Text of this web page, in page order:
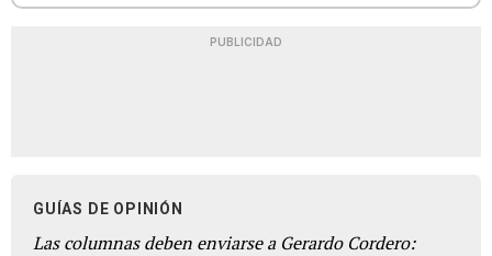
PUBLICIDAD
GUÍAS DE OPINIÓN
Las columnas deben enviarse a Gerardo Cordero: